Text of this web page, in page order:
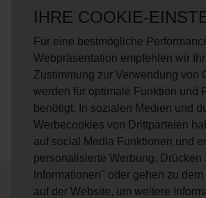
IHRE COOKIE-
Für eine bestmögliche
Webpräsentation empfehlen wir
Zustimmung zur Verwendung von
werden für optimale Funktion und
benötigt. In sozialen Medien und
Werbecookies von Drittparteien
auf social Media Funktionen und
personalisierte Werbung. Drücken
Informationen" oder gehen zu
auf der Website, um weitere
Fragen?
FOLGE UNS AUF
Instagram
AGB Widerrufsbelehrung Impressum